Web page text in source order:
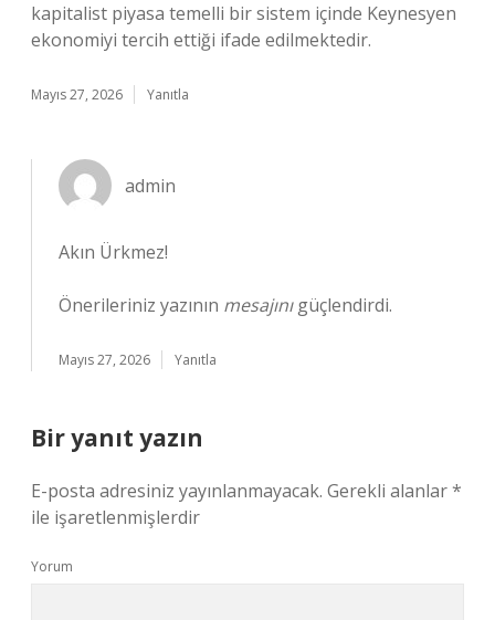
kapitalist piyasa temelli bir sistem içinde Keynesyen
ekonomiyi tercih ettiği ifade edilmektedir.
Mayıs 27, 2026 Yanıtla
admin
Akın Ürkmez!
Önerileriniz yazının mesajınıgüçlendirdi.
Mayıs 27, 2026 Yanıtla
Bir yanıt yazın
E-posta adresiniz yayınlanmayacak. Gerekli alanlar*
ile işaretlenmişlerdir
Yorum